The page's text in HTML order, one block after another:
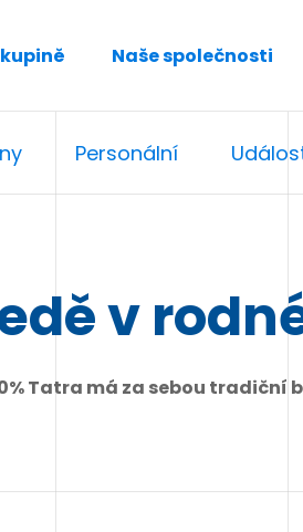
Naše společnosti
Personální
v
Tatra má za sebou tradiční